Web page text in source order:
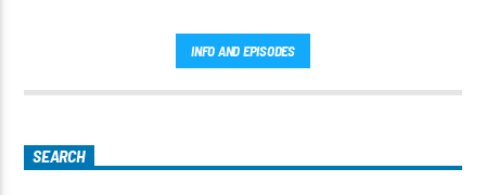
INFO AND EPISODES
SEARCH